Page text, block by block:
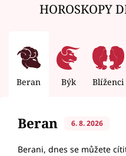
HOROSKOPY
Beran Býk Blíženci
Beran 6. 8. 2026
Berani, dnes se můžete